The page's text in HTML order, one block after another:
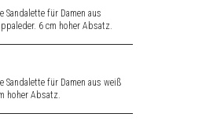
Sandalette für Damen aus
6 cm hoher Absatz.
Sandalette für Damen aus weiß
hoher Absatz.